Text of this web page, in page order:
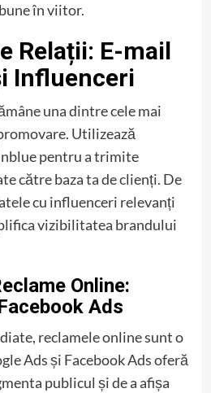
în viitor.
Relații: E-mail
Influenceri
una dintre cele mai
Utilizează
pentru a trimite
către baza ta de clienți. De
cu influenceri relevanți
vizibilitatea brandului
Online:
Ads
reclamele online sunt o
Ads și Facebook Ads oferă
publicul și de a afișa